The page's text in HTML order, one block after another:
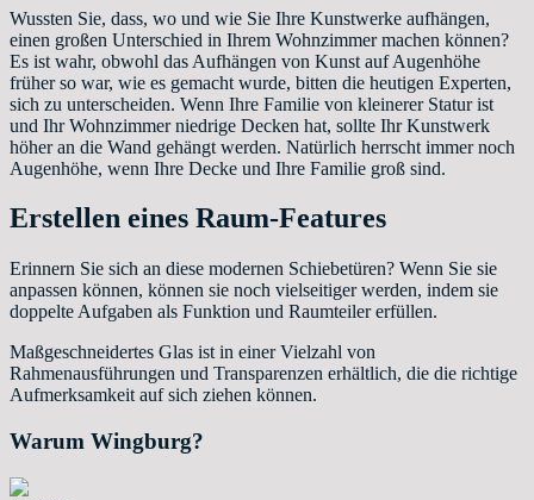
Wussten Sie, dass, wo und wie Sie Ihre Kunstwerke aufhängen,
einen großen Unterschied in Ihrem Wohnzimmer machen können?
Es ist wahr, obwohl das Aufhängen von Kunst auf Augenhöhe
früher so war, wie es gemacht wurde, bitten die heutigen Experten,
sich zu unterscheiden. Wenn Ihre Familie von kleinerer Statur ist
und Ihr Wohnzimmer niedrige Decken hat, sollte Ihr Kunstwerk
höher an die Wand gehängt werden. Natürlich herrscht immer noch
Augenhöhe, wenn Ihre Decke und Ihre Familie groß sind.
Erstellen eines Raum-Features
Erinnern Sie sich an diese modernen Schiebetüren? Wenn Sie sie
anpassen können, können sie noch vielseitiger werden, indem sie
doppelte Aufgaben als Funktion und Raumteiler erfüllen.
Maßgeschneidertes Glas ist in einer Vielzahl von
Rahmenausführungen und Transparenzen erhältlich, die die richtige
Aufmerksamkeit auf sich ziehen können.
Warum Wingburg?